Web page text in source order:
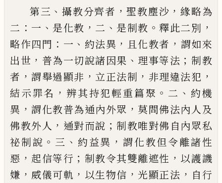
第三 、攝教分齊者 ，聖教塵沙 ， 緣略為
二 ： 一 、 是化教 ， 二 、 是制教 。釋此二別 ，
略作四門 ： 一 、 約法異 ， 且化教者 ， 謂如來
出世 ， 普為一切說諸因果 、 理事等法 ； 制教
者 ，謂舉過顯非 ， 立正法制 ， 非理違法犯 ，
結示罪名 ， 辨其持犯輕重篇聚 。 二 、 約機
異 ，謂化教普為通內外眾 ， 莫問佛法內人及
佛教外人 ， 通對而說 ； 制教唯對佛 自內眾私
祕制說 。 三 、 約益異 ， 謂化教但令離諸性
惡 ， 起信等行 ； 制教令其雙離遮性 ， 以護譏
嫌 ， 威儀可軌 ， 以生物信 ， 光顯正法 ， 自行